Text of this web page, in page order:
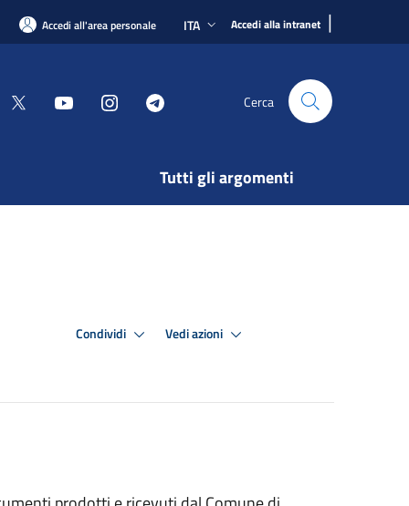
Accedi all'area personale ITA Accedi alla intranet |
Cerca
Tutti gli argomenti
Condividi Vedi azioni